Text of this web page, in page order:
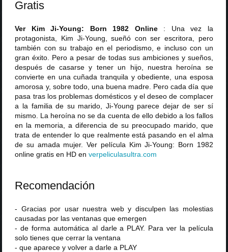
Gratis
Ver Kim Ji-Young: Born 1982 Online : Una vez la
protagonista, Kim Ji-Young, sueñó con ser escritora, pero
también con su trabajo en el periodismo, e incluso con un
gran éxito. Pero a pesar de todas sus ambiciones y sueños,
después de casarse y tener un hijo, nuestra heroína se
convierte en una cuñada tranquila y obediente, una esposa
amorosa y, sobre todo, una buena madre. Pero cada día que
pasa tras los problemas domésticos y el deseo de complacer
a la familia de su marido, Ji-Young parece dejar de ser sí
mismo. La heroína no se da cuenta de ello debido a los fallos
en la memoria, a diferencia de su preocupado marido, que
trata de entender lo que realmente está pasando en el alma
de su amada mujer. Ver película Kim Ji-Young: Born 1982
online gratis en HD enverpeliculasultra .com
Recomendación
- Gracias por usar nuestra web y disculpen las molestias
causadas por las ventanas que emergen
- de forma automática al darle a PLAY. Para ver la película
solo tienes que cerrar la ventana
- que aparece y volver a darle a PLAY